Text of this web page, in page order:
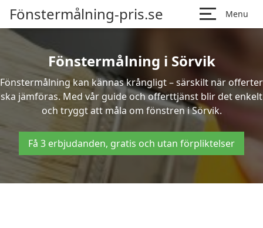
Fönstermålning-pris.se Menu
Fönstermålning i Sörvik
Fönstermålning kan kännas krångligt – särskilt när offerter
ska jämföras. Med vår guide och offerttjänst blir det enkelt
och tryggt att måla om fönstren i Sörvik.
Få 3 erbjudanden, gratis och utan förpliktelser